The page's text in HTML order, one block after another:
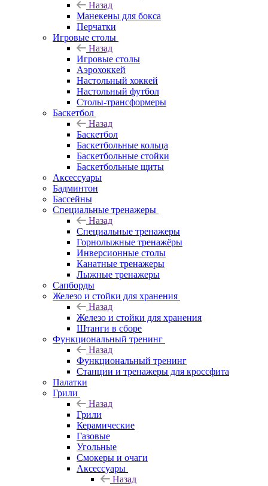
Назад
Манекены для бокса
Перчатки
Игровые столы
Назад
Игровые столы
Аэрохоккей
Настольный хоккей
Настольный футбол
Столы-трансформеры
Баскетбол
Назад
Баскетбол
Баскетбольные кольца
Баскетбольные стойки
Баскетбольные щиты
Аксессуары
Бадминтон
Бассейны
Специальные тренажеры
Назад
Специальные тренажеры
Горнолыжные тренажёры
Инверсионные столы
Канатные тренажеры
Лыжные тренажеры
Сапборды
Железо и стойки для хранения
Назад
Железо и стойки для хранения
Штанги в сборе
Функциональный тренинг
Назад
Функциональный тренинг
Станции и тренажеры для кроссфита
Палатки
Грили
Назад
Грили
Керамические
Газовые
Угольные
Смокеры и очаги
Аксессуары
Назад